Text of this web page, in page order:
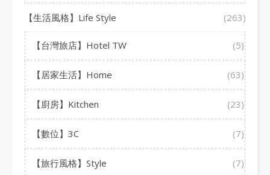
【生活風格】Life Style (263)
【台灣旅店】Hotel TW (5)
【居家生活】Home (63)
【廚房】Kitchen (23)
【數位】3C (7)
【旅行風格】Style (7)